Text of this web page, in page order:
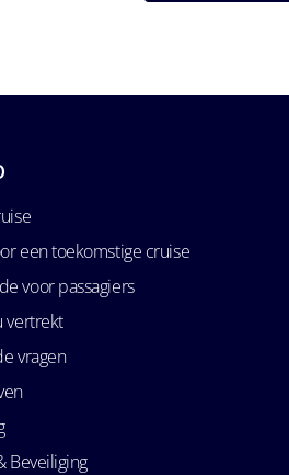
een toekomstige cruise
voor passagiers
vertrekt
vragen
Beveiliging